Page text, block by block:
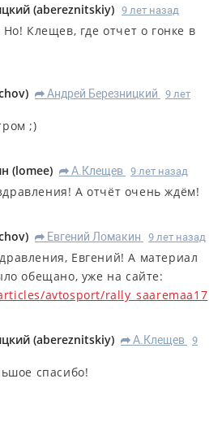
(abereznitskiy) 9 лет назад
Но! Клещев, где отчет о гонке в
) R Андрей Березницкий
9 лет
;)
(lomee) R А.Клещев 9 лет назад
А отчёт очень ждём!
) R Евгений Ломакин 9 лет назад
Евгений! А материал
обещано, уже на сайте:
avtosport/rally_saaremaa17
(abereznitskiy) R А.Клещев
9
спасибо!